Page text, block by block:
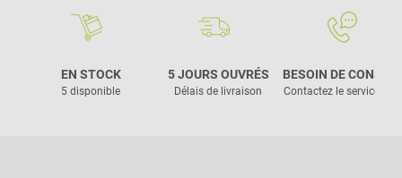
EN STOCK
5 disponible
5 JOURS OUVRÉS
Délais de livraison
BESOIN DE CONSEIL
Contactez le service